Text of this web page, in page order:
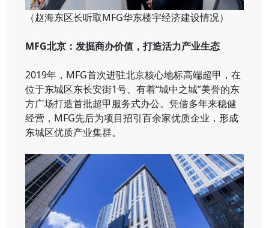
（赵海东区长听取MFG华东楼宇经济建设情况）
MFG北京：发掘商办价值，打造活力产业生态
2019年，MFG首次进驻北京核心地标高端超甲，在
位于东城区东长安街1号、有着“城中之城”美誉的东
方广场打造首批超甲服务式办公。凭借多年来稳健
经营，MFG先后为项目招引百余家优质企业，形成
东城区优质产业集群。